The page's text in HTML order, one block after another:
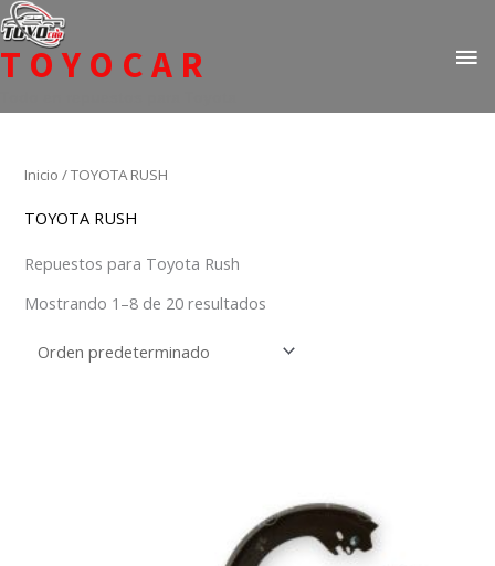
Ir
al
contenido
TOYOCAR
Inicio / TOYOTA RUSH
TOYOTA RUSH
Repuestos para Toyota Rush
Mostrando 1–8 de 20 resultados